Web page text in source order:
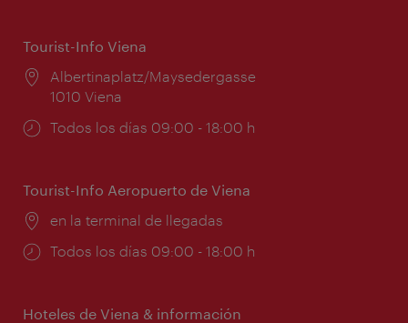
Tourist-Info Viena
Lugar:
Albertinaplatz/Maysedergasse
1010 Viena
Horarios
Todos los días 09:00 - 18:00 h
Tourist-Info Aeropuerto de Viena
Lugar:
en la terminal de llegadas
Horarios
Todos los días 09:00 - 18:00 h
Hoteles de Viena & información